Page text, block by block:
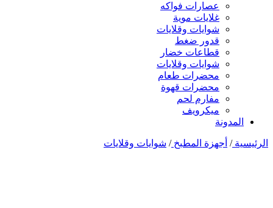
عصارات فواكه
غلايات موية
شوايات وقلايات
قدور ضغط
قطاعات خضار
شوايات وقلايات
محضرات طعام
محضرات قهوة
مفارم لحم
ميكرويف
المدونة
الرئيسية/ أجهزة المطبخ/ شوايات وقلايات